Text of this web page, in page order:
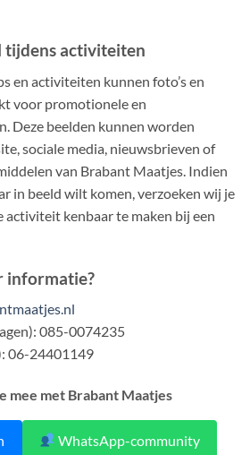
tijdens activiteiten
en activiteiten kunnen foto’s en
voor promotionele en
Deze beelden kunnen worden
sociale media, nieuwsbrieven of
van Brabant Maatjes. Indien
in beeld wilt komen, verzoeken wij je
activiteit kenbaar te maken bij een
informatie?
085-0074235
06-24401149
mee met Brabant Maatjes
WhatsApp-community